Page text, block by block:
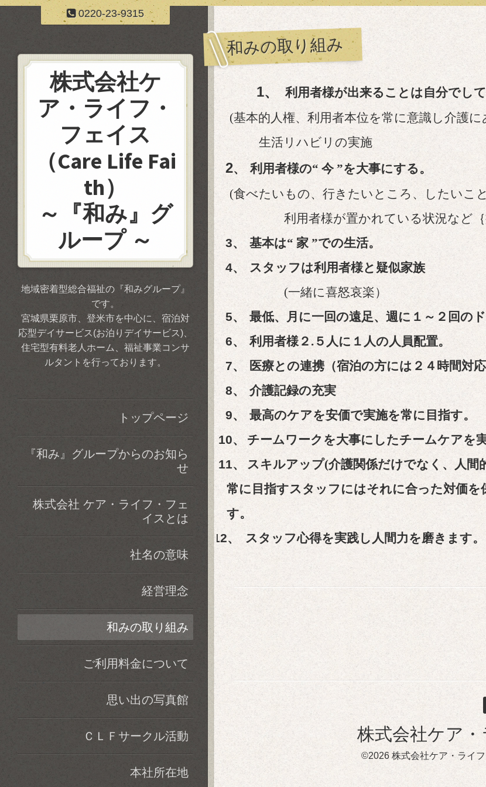
0220-23-9315
和みの取り組み
1、
利用者様が出来ることは自分でし
(基本的人権、利用者本位を常に意識し介護に
生活リハビリの実施
2、
利用者様の“ 今 ”を大事にする。
(食べたいもの、行きたいところ、したいこ
利用者様が置かれている状況など｛
3、
基本は“ 家 ”での生活。
4、
スタッフは利用者様と疑似家族
(一緒に喜怒哀楽）
5、
最低、月に一回の遠足、週に１～２回のド
6、
利用者様２.５人に１人の人員配置。
7、
医療との連携（宿泊の方には２４時間対
8、
介護記録の充実
9、
最高のケアを安価で実施を常に目指す。
10、
チームワークを大事にしたチームケアを
11、
スキルアップ(介護関係だけでなく、人間
常に目指すスタッフにはそれに合った対価を
す。
12、
スタッフ心得を実践し人間力を磨きます。
株式会社ケア
©2026 株式会社ケア・ライ
株式会社ケ
ア・ライフ・
フェイス
（Care Life Fai
th）
～『和み』グ
ループ ～
地域密着型総合福祉の『和みグループ』
です。
宮城県栗原市、登米市を中心に、宿泊対
応型デイサービス(お泊りデイサービス)、
住宅型有料老人ホーム、福祉事業コンサ
ルタントを行っております。
トップページ
『和み』グループからのお知ら
せ
株式会社 ケア・ライフ・フェ
イスとは
社名の意味
経営理念
和みの取り組み
ご利用料金について
思い出の写真館
ＣＬＦサークル活動
本社所在地